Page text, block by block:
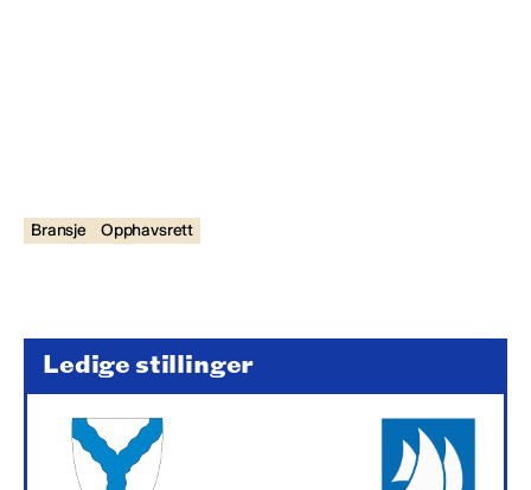
Bransje Opphavsrett
Ledige stillinger